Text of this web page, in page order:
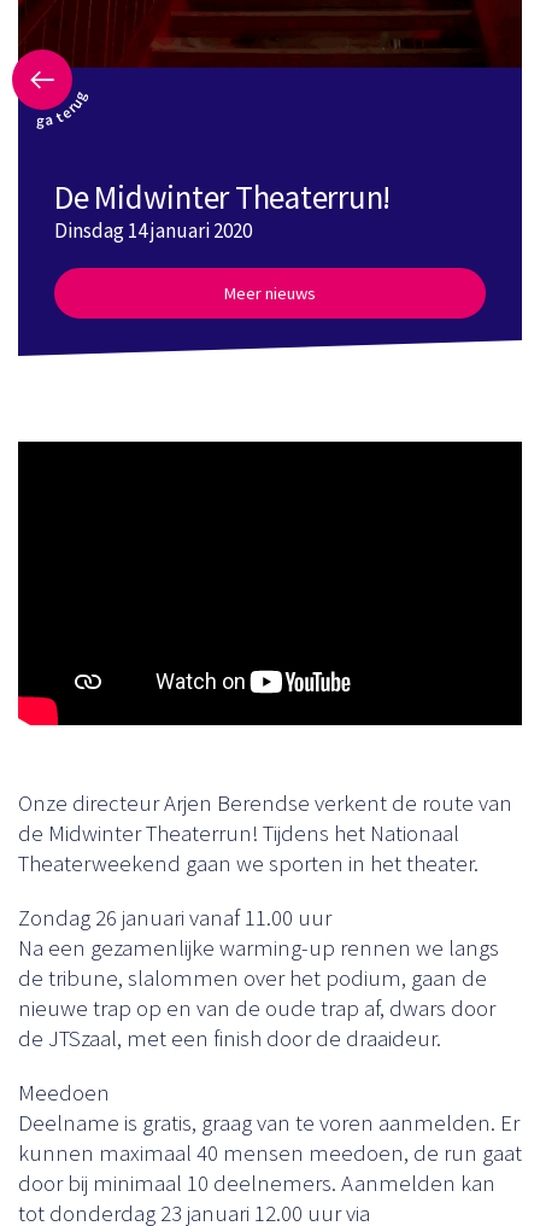
ga terug
De Midwinter Theaterrun!
Dinsdag 14 januari 2020
Meer nieuws
Onze directeur Arjen Berendse verkent de route van
de Midwinter Theaterrun! Tijdens het Nationaal
Theaterweekend gaan we sporten in het theater.
Zondag 26 januari vanaf 11.00 uur
Na een gezamenlijke warming-up rennen we langs
de tribune, slalommen over het podium, gaan de
nieuwe trap op en van de oude trap af, dwars door
de JTSzaal, met een finish door de draaideur.
Meedoen
Deelname is gratis, graag van te voren aanmelden. Er
kunnen maximaal 40 mensen meedoen, de run gaat
door bij minimaal 10 deelnemers. Aanmelden kan
tot donderdag 23 januari 12.00 uur via